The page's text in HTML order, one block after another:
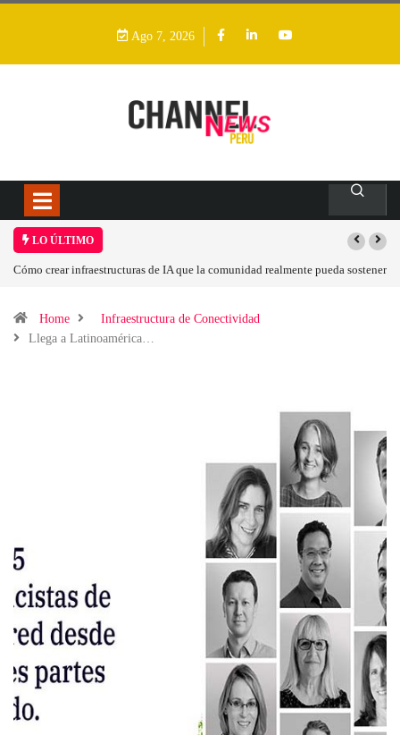
Ago 7, 2026
LO ÚLTIMO
realmente pueda sostenerLas tarjetas gráficas RDNA 5 ya están en fase
Home
Infraestructura de Conectividad
Llega a Latinoamérica…